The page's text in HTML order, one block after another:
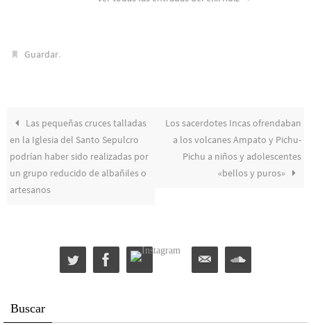
Guardar.
Las pequeñas cruces talladas
en la Iglesia del Santo Sepulcro
podrían haber sido realizadas por
un grupo reducido de albañiles o
artesanos
Los sacerdotes Incas ofrendaban
a los volcanes Ampato y Pichu-
Pichu a niños y adolescentes
«bellos y puros»
Buscar